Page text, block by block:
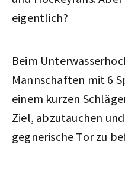
eigentlich?
Beim
Mannschaften mit 6
einem kurzen
Ziel, abzutauchen
gegnerische Tor zu